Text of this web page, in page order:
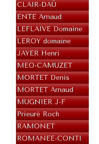
CLAIR-DAÜ
ENTE Arnaud
LEFLAIVE Domaine
LEROY domaine
JAYER Henri
MEO-CAMUZET
MORTET Denis
MORTET Arnaud
MUGNIER J-F
Prieuré Roch
RAMONET
ROMANEE-CONTI